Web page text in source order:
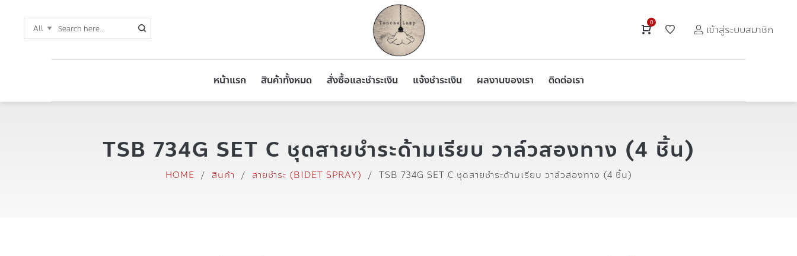
0
เข้าสู่ระบบสมาชิก
หน้าแรก สินค้าทั้งหมด สั่งซื้อและชำระเงิน แจ้งชำระเงิน ผลงานของเรา ติดต่อเรา
TSB 734G SET C ชุดสายชำระด้ามเรียบ วาล์วสองทาง (4 ชิ้น)
HOME / สินค้า / สายชำระ (BIDET SPRAY) / TSB 734G SET C ชุดสายชำระด้ามเรียบ วาล์วสองทาง (4 ชิ้น)